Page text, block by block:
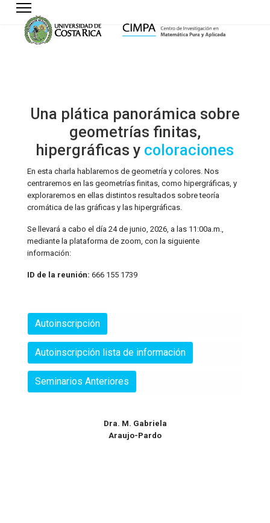
Una plática panorámica sobre
geometrías finitas,
hipergráficas y coloraciones
En esta charla hablaremos de geometría y colores. Nos
centraremos en las geometrías finitas, como hipergráficas, y
exploraremos en ellas distintos resultados sobre teoría
cromática de las gráficas y las hipergráficas.
Se llevará a cabo el día 24 de junio, 2026, a las 11:00a.m.,
mediante la plataforma de zoom, con la siguiente
información:
ID de la reunión: 666 155 1739
Autoinscripción
Autoinscripción lista de información
Seminarios Anteriores
Dra. M. Gabriela
Araujo-Pardo